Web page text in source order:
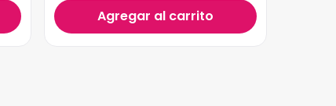
Agregar al carrito